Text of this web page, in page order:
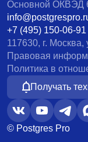
Основной ОКВЭД
+7 (495) 150-06-91
117630, г.
Правовая
Политика в
Получать
© Postgres Pro